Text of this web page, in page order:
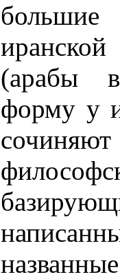
(арабы
форму у